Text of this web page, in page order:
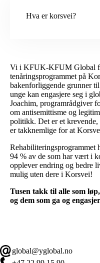
Hva er korsvei?
Vi i KFUK-KFUM Global
tenåringsprogrammet på
bakenforliggende grunner
unge kan engasjere seg i
Joachim, programrådgiver
om antisemittisme og
politikk. Det er et
er takknemlige for at
Rehabiliteringsprogrammet
94 % av de som har vært i
opplever endring og bedre
mulig uten dere i Korsvei!
Tusen takk til alle som
og dem som ga og
global@yglobal.no